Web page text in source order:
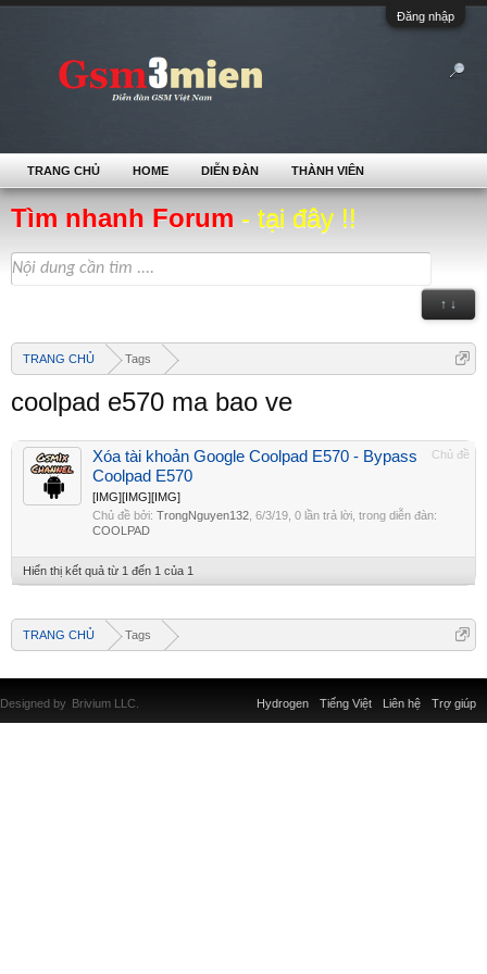
Đăng nhập
Tìm nhanh Forum - tại đây !!
↑ ↓
TRANG CHỦ Tags
coolpad e570 ma bao ve
Chủ đề
Xóa tài khoản Google Coolpad E570 - Bypass
Coolpad E570
[IMG][IMG][IMG]
Chủ đề bởi: TrongNguyen132 6/3/19 , 0 lần trả lời, trong diễn đàn:
COOLPAD
Hiển thị kết quả từ 1 đến 1 của 1
TRANG CHỦ Tags
TRANG CHỦ HOME DIỄN ĐÀN THÀNH VIÊN
Liên hệ Trợ giúp
Hydrogen Tiếng Việt
Designed by Brivium LLC.